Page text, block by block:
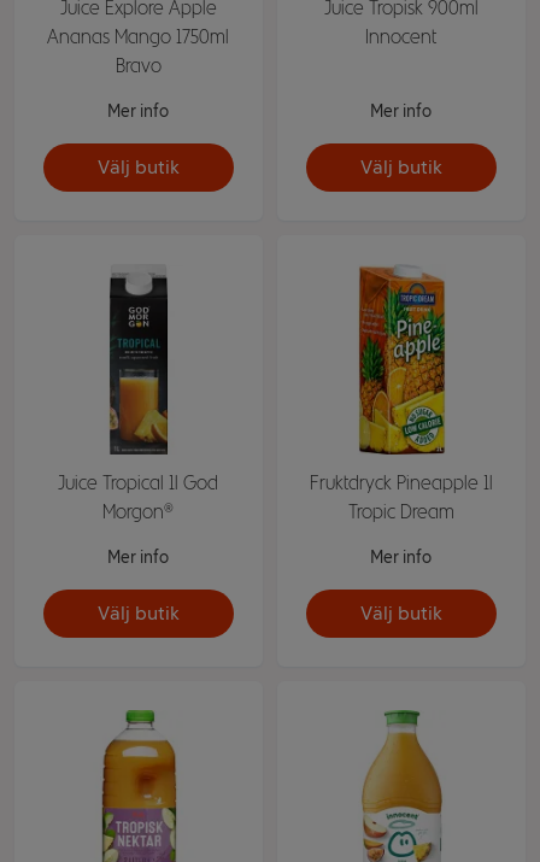
Juice Explore Äpple
Ananas Mango 1750ml
Bravo
Mer info
Välj butik
Juice Tropisk 900ml
Innocent
Mer info
Välj butik
Juice Tropical 1l God
Morgon®
Mer info
Välj butik
Fruktdryck Pineapple 1l
Tropic Dream
Mer info
Välj butik